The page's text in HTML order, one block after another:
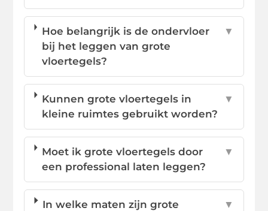
Hoe belangrijk is de ondervloer
bij het leggen van grote
vloertegels?
▼
Kunnen grote vloertegels in
kleine ruimtes gebruikt worden?
▼
Moet ik grote vloertegels door
een professional laten leggen?
▼
In welke maten zijn grote
▼